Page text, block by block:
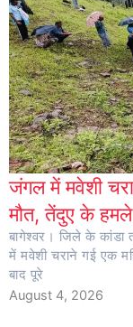
जंगल में मवेशी
मौत, तेंदुए के
बागेश्वर। जिले के कांडा
में मवेशी चराने गई एक
बाद पूरे
August 4, 2026